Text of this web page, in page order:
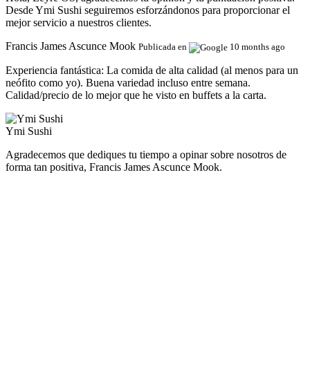
Desde Ymi Sushi seguiremos esforzándonos para proporcionar el
mejor servicio a nuestros clientes.
Francis James Ascunce Mook Publicada en 10 months ago
Experiencia fantástica: La comida de alta calidad (al menos para un
neófito como yo). Buena variedad incluso entre semana.
Calidad/precio de lo mejor que he visto en buffets a la carta.
Ymi Sushi
Agradecemos que dediques tu tiempo a opinar sobre nosotros de
forma tan positiva, Francis James Ascunce Mook.